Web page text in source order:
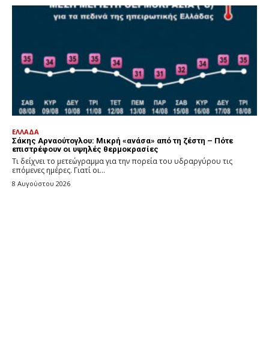
ΕΛΛΑΔΑ
Σάκης Αρναούτογλου: Μικρή «ανάσα» από τη ζέστη – Πότε
επιστρέφουν οι υψηλές θερμοκρασίες
Τι δείχνει το μετεώγραμμα για την πορεία του υδραργύρου τις
επόμενες ημέρες. Γιατί οι...
8 Αυγούστου 2026